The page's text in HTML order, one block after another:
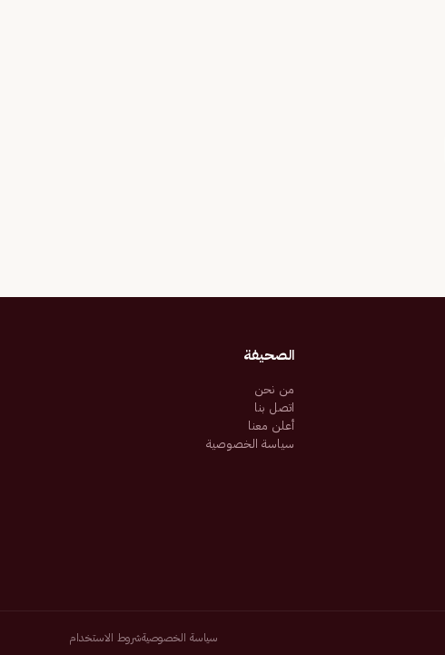
الصحيفة
من نحن
اتصل بنا
أعلن معنا
سياسة الخصوصية
سياسة الخصوصيةشروط الاستخدام